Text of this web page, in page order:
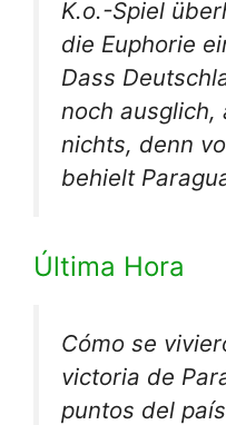
K.o.-Spiel
die Euphorie
Dass
noch ausglich,
nichts, denn
behielt
Última Hora
Cómo se
victoria de
puntos del país